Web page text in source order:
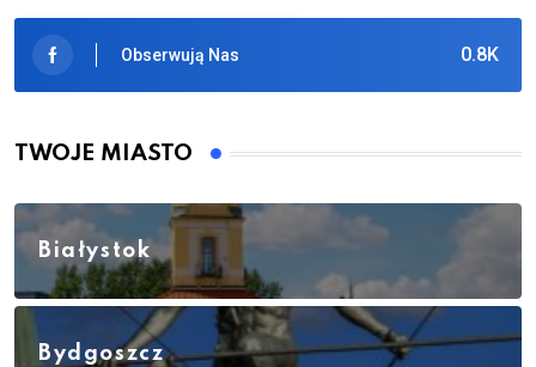
0.8K
Obserwują Nas
TWOJE MIASTO
Białystok
Bydgoszcz